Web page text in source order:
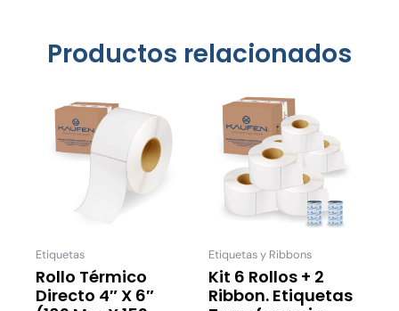
Productos relacionados
Etiquetas
Rollo Térmico
Directo 4″ X 6″
range:
$486.00
through
$542.00
producto
variantes.
pueden
Etiquetas y Ribbons
Kit 6 Rollos + 2
Ribbon. Etiquetaselegir